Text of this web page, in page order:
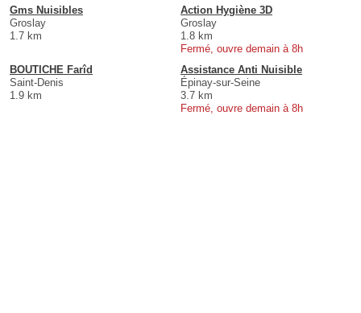
Gms Nuisibles
Groslay
1.7 km
Action Hygiène 3D
Groslay
1.8 km
Fermé, ouvre demain à 8h
BOUTICHE Farîd
Saint-Denis
1.9 km
Assistance Anti Nuisible
Épinay-sur-Seine
3.7 km
Fermé, ouvre demain à 8h